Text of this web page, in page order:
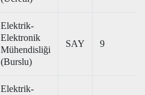
Elektrik-
Elektronik
Mühendisliği
(Burslu)
SAY 9
Elektrik-